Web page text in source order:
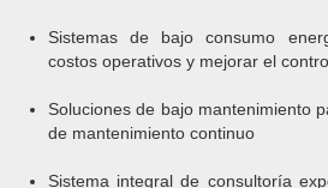
Sistemas de bajo consumo
costos operativos y mejorar el
Soluciones de bajo mantenimiento
de mantenimiento continuo
Sistema integral de consultoría